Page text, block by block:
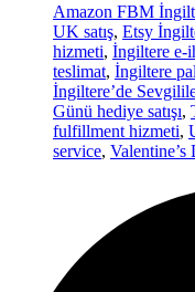
Amazon FBM
UK satış, Etsy
hizmeti, İngiltere e-
teslimat, İngiltere
İngiltere’de
Günü hediye satışı,
fulfillment hizmeti,
service,